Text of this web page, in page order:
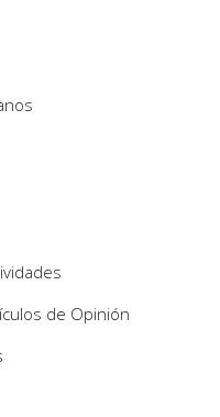
de Opinión